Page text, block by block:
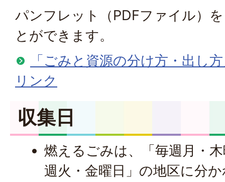
パンフレット（PDFファイル）
とができます。
「ごみと資源の分け方・出し
リンク
収集日
燃えるごみは、「毎週月・
週火・金曜日」の地区に分